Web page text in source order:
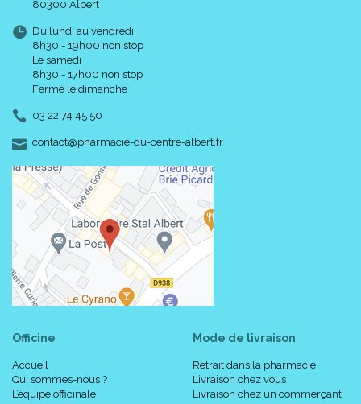
80300 Albert
Du lundi au vendredi
8h30 - 19h00 non stop
Le samedi
8h30 - 17h00 non stop
Fermé le dimanche
03 22 74 45 50
contact-
@-
pharmacie-du-centre-albert.fr
Officine
Accueil
Qui sommes-nous ?
L’équipe officinale
Mode de livraison
Retrait dans la pharmacie
Livraison chez vous
Livraison chez un commerçant